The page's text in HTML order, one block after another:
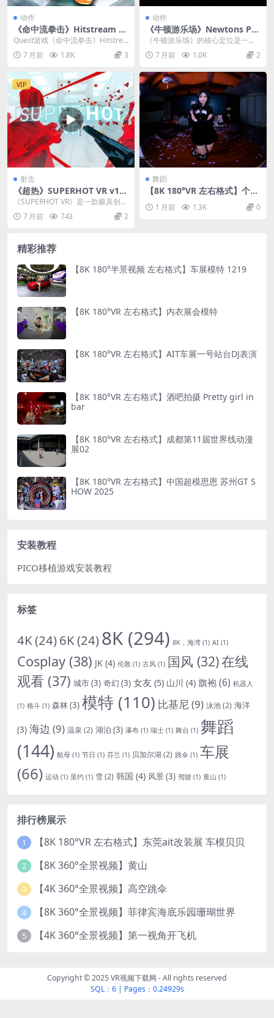
动作
《命中流拳击》Hitstream v
2.04d.827
Quest游戏《命中流拳击》Hitstrea
m 是一款将音乐节奏与全身运动相
结合...7 月前 1.8K 3
动作
《牛顿游乐场》Newtons Pla
yground Physics Sandbox
《牛顿游乐场》的核心定位是一款
基于物理引擎的沙盒模拟游戏。在
这类游戏中，你通常不...
7 月前 1.0K 2
VIP
射击
《超热》SUPERHOT VR v1.1
61.161
《SUPERHOT VR》是一款极具创意
的虚拟现实第一人称射击游戏，它
彻底改变了...
7 月前 743 2
舞蹈
【8K 180°VR 左右格式】个人
1 月前 1.3K 0
精彩推荐
【8K 180°半景视频 左右格式】车展模特 1219
【8K 180°VR 左右格式】内衣展会模特
【8K 180°VR 左右格式】AIT车展一号站台DJ表演
【8K 180°VR 左右格式】酒吧拍摄 Pretty girl in
bar
【8K 180°VR 左右格式】成都第11届世界线动漫
展02
【8K 180°VR 左右格式】中国超模思恩 苏州GT S
HOW 2025
安装教程
PICO移植游戏安装教程
标签
4K(24)6K(24)8K (294) 8K，海湾 (1) AI (1)
Cosplay (38) JK (4) 伦敦 (1) 古风 (1) 国风 (32)在线
观看 (37) 城市(3) 奇幻 (3) 女友 (5) 山川 (4) 旗袍(6) 机器人
(1) 格斗 (1) 森林(3) 模特 (110) 比基尼(9) 泳池(2) 海洋
(3) 海边 (9) 温泉 (2) 湖泊 (3) 瀑布 (1) 瑞士 (1) 舞台 (1) 舞蹈
(144) 航母 (1) 节日 (1) 芬兰 (1) 贝加尔湖 (2) 跳伞 (1) 车展
(66) 运动 (1) 里约 (1) 雪(2) 韩国 (4) 风景(3) 驾驶 (1) 黄山 (1)
排行榜展示
1 【8K 180°VR 左右格式】东莞ait改装展 车模贝贝
2 【8K 360°全景视频】黄山
3 【4K 360°全景视频】高空跳伞
4 【8K 360°全景视频】菲律宾海底乐园珊瑚世界
5 【4K 360°全景视频】第一视角开飞机
Copyright © 2025 VR视频下载网 - All rights reserved
SQL：6| Pages：0.24929s